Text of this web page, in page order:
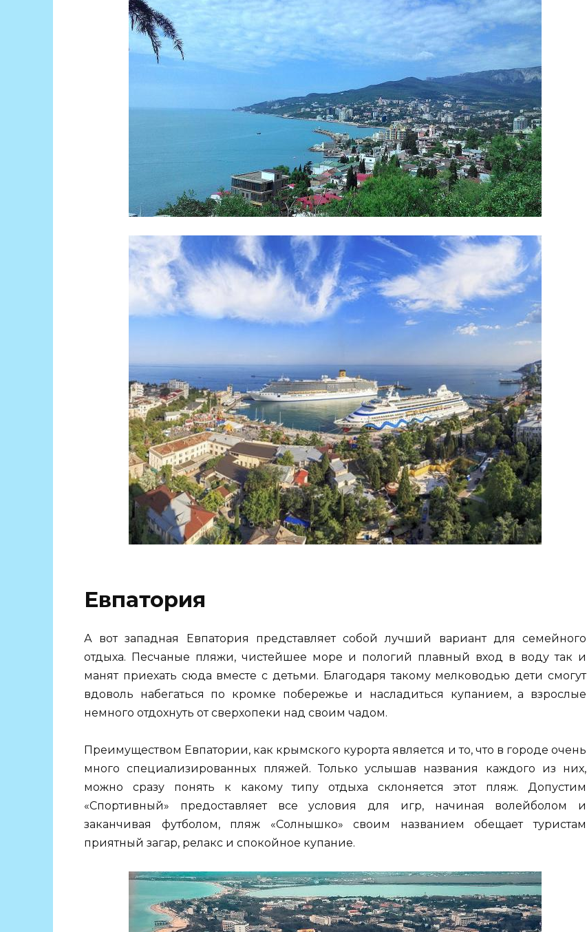
Евпатория
А вот западная Евпатория представляет собой лучший вариант для семейного
отдыха. Песчаные пляжи, чистейшее море и пологий плавный вход в воду так и
манят приехать сюда вместе с детьми. Благодаря такому мелководью дети смогут
вдоволь набегаться по кромке побережье и насладиться купанием, а взрослые
немного отдохнуть от сверхопеки над своим чадом.
Преимуществом Евпатории, как крымского курорта является и то, что в городе очень
много специализированных пляжей. Только услышав названия каждого из них,
можно сразу понять к какому типу отдыха склоняется этот пляж. Допустим
«Спортивный» предоставляет все условия для игр, начиная волейболом и
заканчивая футболом, пляж «Солнышко» своим названием обещает туристам
приятный загар, релакс и спокойное купание.